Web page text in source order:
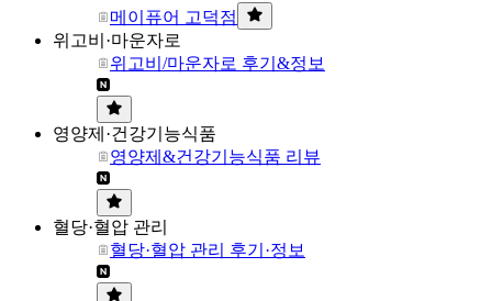
메이퓨어 고덕점
위고비·마운자로
위고비/마운자로 후기&정보
영양제·건강기능식품
영양제&건강기능식품 리뷰
혈당·혈압 관리
혈당·혈압 관리 후기·정보